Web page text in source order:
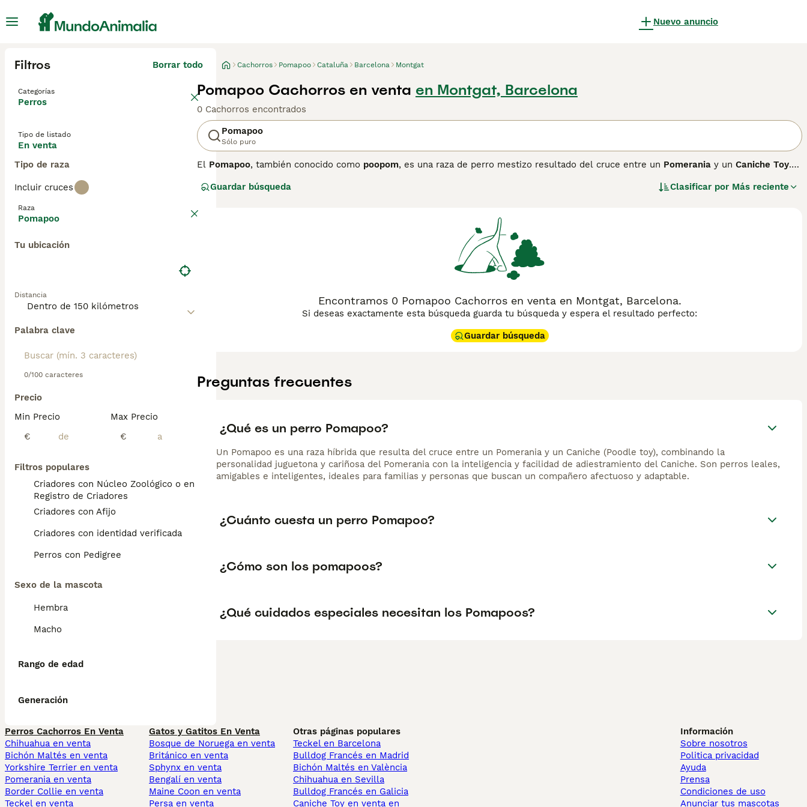
Nuevo anuncio
Filtros Borrar todo
Categorías
Perros
Tipo de listado
En venta
Tipo de raza
Incluir cruces
Raza
Pomapoo
Tu ubicación
Distancia
Palabra clave
0/100 caracteres
Precio
Min Precio
€
Max Precio
€
Filtros populares
Criadores con Núcleo Zoológico o en el
Registro de Criadores
Criadores con Afijo
Criadores con identidad verificada
Perros con Pedigree
Sexo de la mascota
Hembra
Macho
Rango de edad
Generación
Cachorros Pomapoo Cataluña Barcelona Montgat
Pomapoo Cachorros en venta en Montgat, Barcelona
0 Cachorros encontrados
Pomapoo
Sólo puro
El Pomapoo, también conocido como poopom, es una raza de perro mestizo resultado del cruce entre un Pomerania y un Caniche Toy.
pequeño, que varía entre 5 y 15 libras, y su altura de 20 a 30 cm aproximadamente. Su pelaje puede ser corto, medio, liso, ondulado o
juguetón, inteligente y muy cariñoso, lo que lo convierte en una mascota ideal para familias, incluso en apartamentos gracias a su tamaño
compacto. Son perros sociales pero pueden mostrarse reservados con extraños y es importante una buena socialización y entrenamiento
para controlar su tendencia a ladrar. Además, se adaptan bien a niños y otros animales si se los trata con cuidado. El Pomapoo es
perfecto para quienes buscan un compañero activo, juguetón y afectuoso, ideal para espacios reducidos y hogares con tiempo para su
Guardar búsqueda Clasificar por Más reciente
Encontramos 0 Pomapoo Cachorros en venta en Montgat, Barcelona.
Si deseas exactamente esta búsqueda guarda tu búsqueda y espera el resultado perfecto:
Guardar búsqueda
Preguntas frecuentes
¿Qué es un perro Pomapoo?
Un Pomapoo es una raza híbrida que resulta del cruce entre un Pomerania y un Caniche (Poodle toy), combinando la
personalidad juguetona y cariñosa del Pomerania con la inteligencia y facilidad de adiestramiento del Caniche. Son perros leales,
amigables e inteligentes, ideales para familias y personas que buscan un compañero afectuoso y adaptable.
¿Cuánto cuesta un perro Pomapoo?
¿Cómo son los pomapoos?
¿Qué cuidados especiales necesitan los Pomapoos?
Perros Cachorros En Venta
Chihuahua en venta
Bichón Maltés en venta
Yorkshire Terrier en venta
Pomerania en venta
Border Collie en venta
Teckel en venta
Gatos y Gatitos En Venta
Bosque de Noruega en venta
Británico en venta
Sphynx en venta
Bengalí en venta
Maine Coon en venta
Persa en venta
Otras páginas populares
Teckel en Barcelona
Bulldog Francés en Madrid
Bichón Maltés en València
Chihuahua en Sevilla
Bulldog Francés en Galicia
Caniche Toy en venta en
Información
Sobre nosotros
Politica privacidad
Ayuda
Prensa
Condiciones de uso
Anunciar tus mascotas